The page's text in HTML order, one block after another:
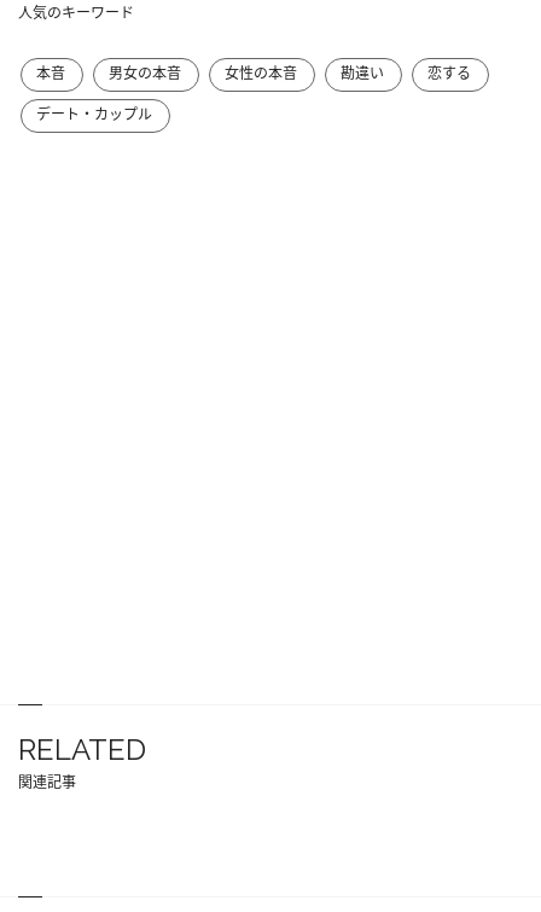
人気のキーワード
本音 男女の本音 女性の本音 勘違い
恋する
デート・カップル
RELATED
関連記事